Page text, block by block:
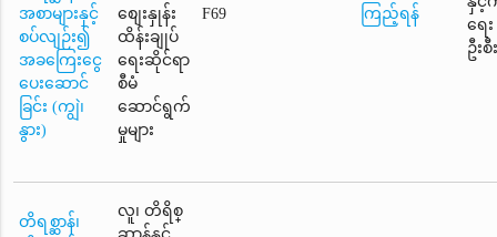
အစာများနှင့်
စပ်လျဉ်း၍
အခကြေးငွေ
ပေးဆောင်
ခြင်း (ကျွဲ၊
နွား)
စျေးနှုန်း
ထိန်းချုပ်
ရေးဆိုင်ရာ
စီမံ
ဆောင်ရွက်
မှုများ
F69 ကြည့်ရန်
ရေး
ဦးစီ
တိရစ္ဆာန်၊
လူ၊ တိရိစ္